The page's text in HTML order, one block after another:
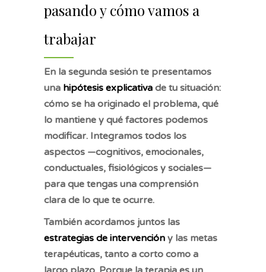
pasando y cómo vamos a
trabajar
En la segunda sesión te presentamos
una hipótesis explicativa de tu situación:
cómo se ha originado el problema, qué
lo mantiene y qué factores podemos
modificar. Integramos todos los
aspectos —cognitivos, emocionales,
conductuales, fisiológicos y sociales—
para que tengas una comprensión
clara de lo que te ocurre.
También acordamos juntos las
estrategias de intervención y las metas
terapéuticas, tanto a corto como a